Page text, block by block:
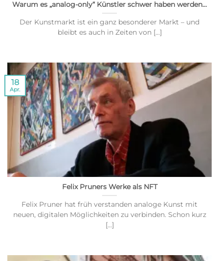
Warum es „analog-only“ Künstler schwer haben werden…
Der Kunstmarkt ist ein ganz besonderer Markt – und
bleibt es auch in Zeiten von [...]
Felix Pruners Werke als NFT
Felix Pruner hat früh verstanden analoge Kunst mit
neuen, digitalen Möglichkeiten zu verbinden. Schon kurz
[...]
18
Apr.